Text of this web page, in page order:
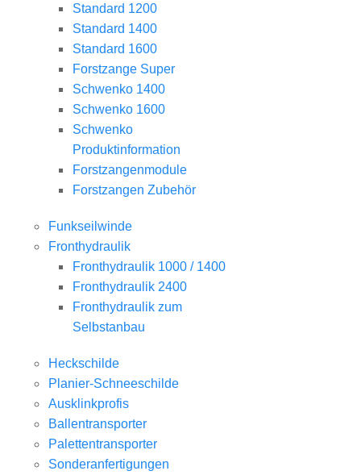
Standard 1200
Standard 1400
Standard 1600
Forstzange Super
Schwenko 1400
Schwenko 1600
Schwenko
Produktinformation
Forstzangenmodule
Forstzangen Zubehör
Funkseilwinde
Fronthydraulik
Fronthydraulik 1000 / 1400
Fronthydraulik 2400
Fronthydraulik zum
Selbstanbau
Heckschilde
Planier-Schneeschilde
Ausklinkprofis
Ballentransporter
Palettentransporter
Sonderanfertigungen